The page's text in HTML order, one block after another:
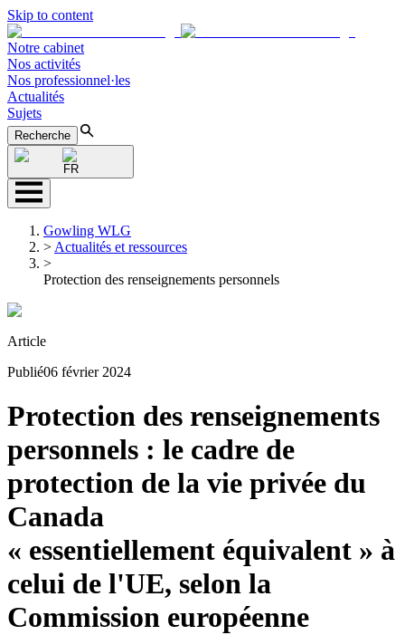
Skip to content
Notre cabinet
Nos activités
Nos professionnel·les
Actualités
Sujets
Recherche
FR
Gowling WLG
> Actualités et ressources
>
Protection des renseignements personnels
Article
Publié06 février 2024
Protection des renseignements
personnels : le cadre de
protection de la vie privée du
Canada
« essentiellement équivalent » à
celui de l'UE, selon la
Commission européenne